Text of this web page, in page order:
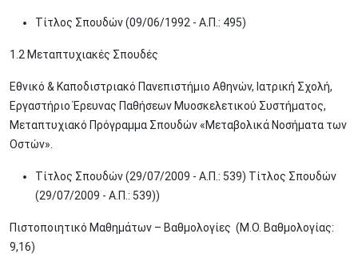
Τίτλος Σπουδών (09/06/1992 - Α.Π.: 495)
1.2 Μεταπτυχιακές Σπουδές
Εθνικό & Καποδιστριακό Πανεπιστήμιο Αθηνών, Ιατρική Σχολή,
Εργαστήριο Έρευνας Παθήσεων Μυοσκελετικού Συστήματος,
Μεταπτυχιακό Πρόγραμμα Σπουδών «Μεταβολικά Νοσήματα των
Οστών».
Τίτλος Σπουδών (29/07/2009 - Α.Π.: 539) Τίτλος Σπουδών
(29/07/2009 - Α.Π.: 539))
Πιστοποιητικό Μαθημάτων – Βαθμολογίες (Μ.Ο. Βαθμολογίας:
9,16)